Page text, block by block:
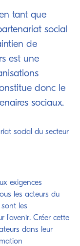
tant que
social
de
est une
donc le
sociaux.
social du secteur
exigences
les acteurs du
les
l'avenir. Créer cette
dans leur